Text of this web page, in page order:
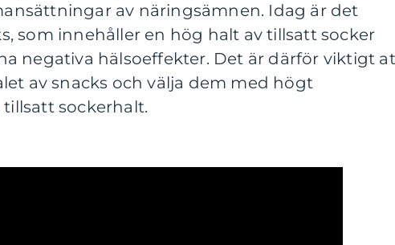
av näringsämnen. Idag är det
som innehåller en hög halt av tillsatt socker
negativa hälsoeffekter. Det är därför viktigt
av snacks och välja dem med högt
sockerhalt.